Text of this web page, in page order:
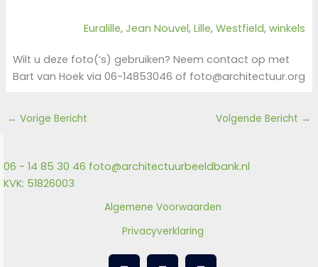
Euralille, Jean Nouvel, Lille, Westfield, winkels
Wilt u deze foto(‘s) gebruiken? Neem contact op met
Bart van Hoek via 06-14853046 of foto@architectuur.org
← Vorige Bericht Volgende Bericht →
06 - 14 85 30 46 foto@architectuurbeeldbank.nl
KVK: 51826003
Algemene Voorwaarden
Privacyverklaring